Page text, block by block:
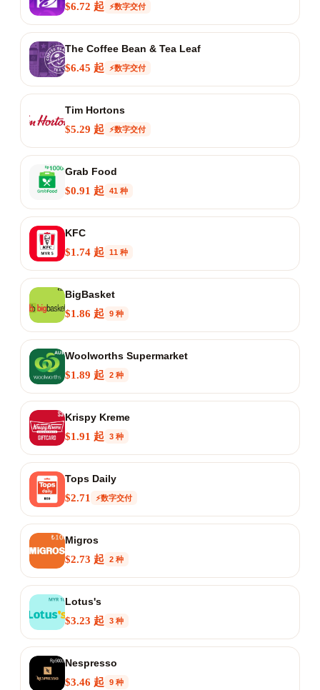
$6.72 起
⚡数字交付
The Coffee Bean & Tea Leaf
$6.45 起
⚡数字交付
Tim Hortons
$5.29 起
⚡数字交付
Grab Food
$0.91 起
41 种
KFC
$1.74 起
11 种
BigBasket
$1.86 起
9 种
Woolworths Supermarket
$1.89 起
2 种
Krispy Kreme
$1.91 起
3 种
Tops Daily
$2.71
⚡数字交付
Migros
$2.73 起
2 种
Lotus's
$3.23 起
3 种
Nespresso
$3.46 起
9 种